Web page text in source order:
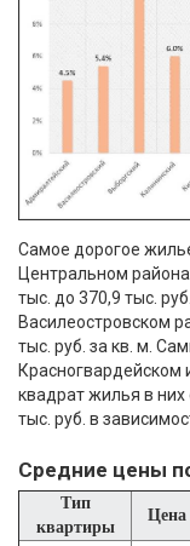
Самое дорогое
Центральном
тыс. до 370,9 тыс.
Василеостровском
тыс. руб. за кв. м.
Красногвардейском
квадрат жилья в них
тыс. руб. в
Средние цены
Тип
квартиры
Цена